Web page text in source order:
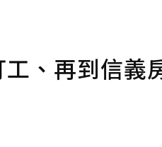
、再到信義